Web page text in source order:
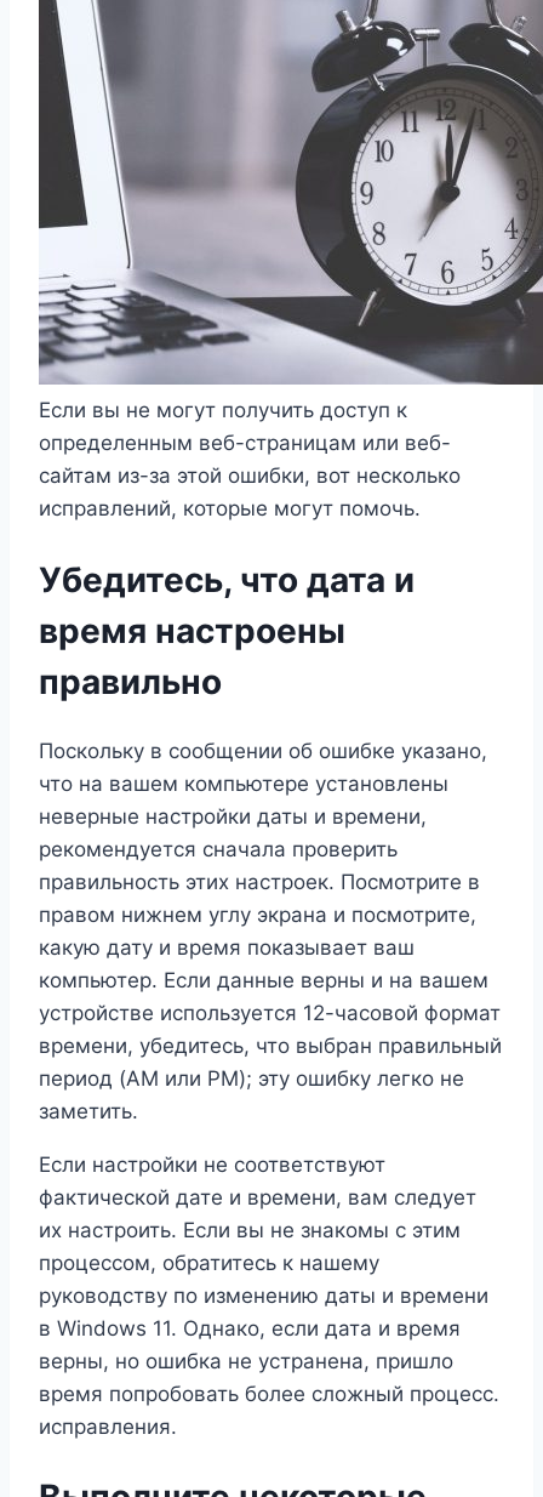
Если вы не могут получить доступ к
определенным веб-страницам или веб-
сайтам из-за этой ошибки, вот несколько
исправлений, которые могут помочь.
Убедитесь, что дата и
время настроены
правильно
Поскольку в сообщении об ошибке указано,
что на вашем компьютере установлены
неверные настройки даты и времени,
рекомендуется сначала проверить
правильность этих настроек. Посмотрите в
правом нижнем углу экрана и посмотрите,
какую дату и время показывает ваш
компьютер. Если данные верны и на вашем
устройстве используется 12-часовой формат
времени, убедитесь, что выбран правильный
период (AM или PM); эту ошибку легко не
заметить.
Если настройки не соответствуют
фактической дате и времени, вам следует
их настроить. Если вы не знакомы с этим
процессом, обратитесь к нашему
руководству по изменению даты и времени
в Windows 11. Однако, если дата и время
верны, но ошибка не устранена, пришло
время попробовать более сложный процесс.
исправления.